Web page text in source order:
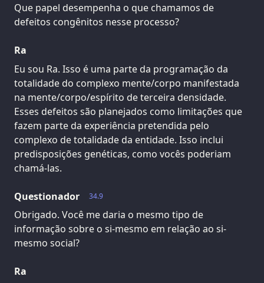
Que papel desempenha o que chamamos de
defeitos congênitos nesse processo?
Ra
Eu sou Ra. Isso é uma parte da programação da
totalidade do complexo mente/corpo manifestada
na mente/corpo/espírito de terceira densidade.
Esses defeitos são planejados como limitações que
fazem parte da experiência pretendida pelo
complexo de totalidade da entidade. Isso inclui
predisposições genéticas, como vocês poderiam
chamá-las.
34.9
Questionador
Obrigado. Você me daria o mesmo tipo de
informação sobre o si-mesmo em relação ao si-
mesmo social?
Ra